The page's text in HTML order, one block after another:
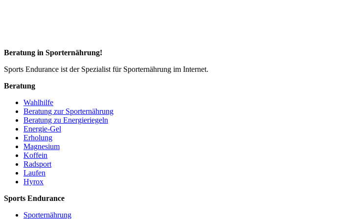
Beratung in Sporternährung!
Sports Endurance ist der Spezialist für Sporternährung im Internet.
Beratung
Wahlhilfe
Beratung zur Sporternährung
Beratung zu Energieriegeln
Energie-Gel
Erholung
Magnesium
Koffein
Radsport
Laufen
Hyrox
Sports Endurance
Sporternährung